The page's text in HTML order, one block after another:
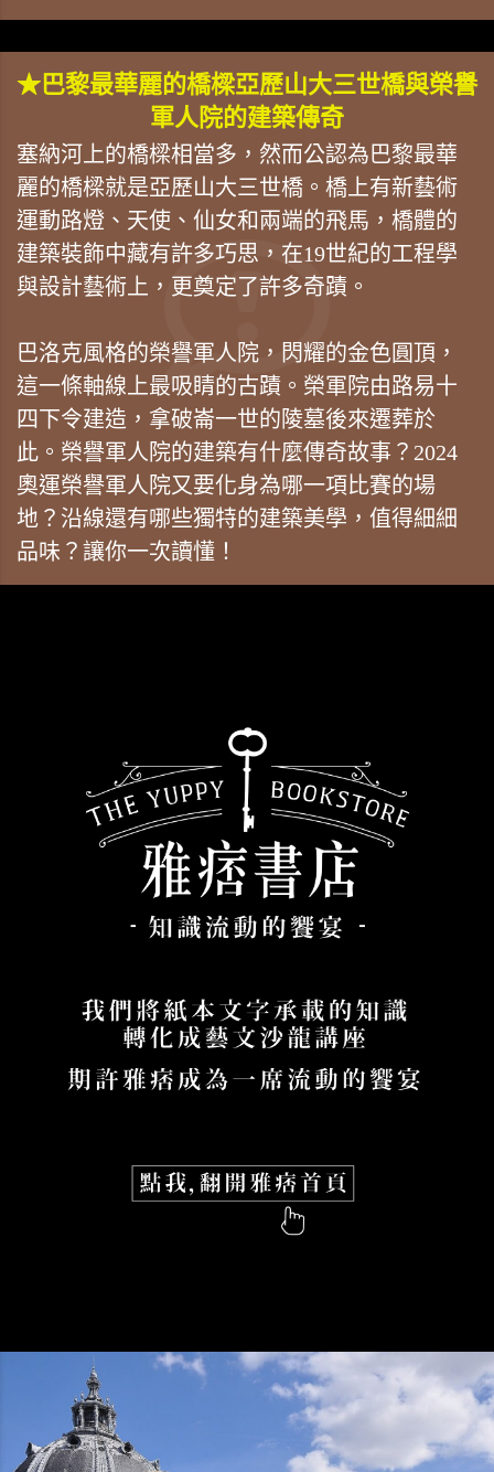
★巴黎最華麗的橋樑亞歷山大三世橋與榮譽
軍人院的建築傳奇
塞納河上的橋樑相當多，然而公認為巴黎最華
麗的橋樑就是亞歷山大三世橋。橋上有新藝術
運動路燈、天使、仙女和兩端的飛馬，橋體的
建築裝飾中藏有許多巧思，在19世紀的工程學
與設計藝術上，更奠定了許多奇蹟。
巴洛克風格的榮譽軍人院，閃耀的金色圓頂，
這一條軸線上最吸睛的古蹟。榮軍院由路易十
四下令建造，拿破崙一世的陵墓後來遷葬於
此。榮譽軍人院的建築有什麼傳奇故事？2024
奧運榮譽軍人院又要化身為哪一項比賽的場
地？沿線還有哪些獨特的建築美學，值得細細
品味？讓你一次讀懂！